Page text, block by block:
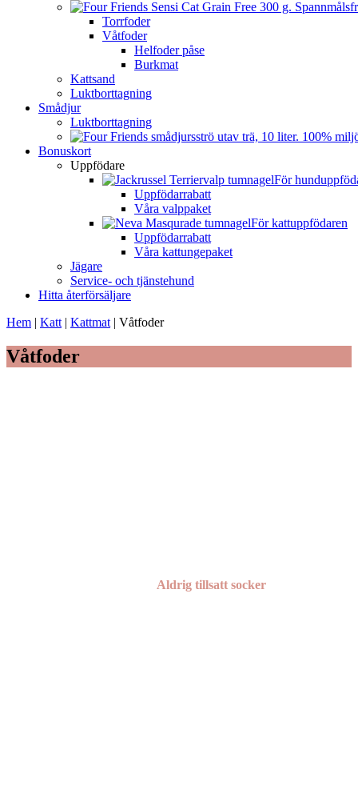
Torrfoder
Våtfoder
Helfoder påse
Burkmat
Kattsand
Luktborttagning
Smådjur
Luktborttagning
Bonuskort
Uppfödare
För
Uppfödarrabatt
Våra valppaket
För kattuppfödaren
Uppfödarrabatt
Våra kattungepaket
Jägare
Service- och tjänstehund
Hitta återförsäljare
Hem | Katt | Kattmat | Våtfoder
Våtfoder
Aldrig tillsatt socker